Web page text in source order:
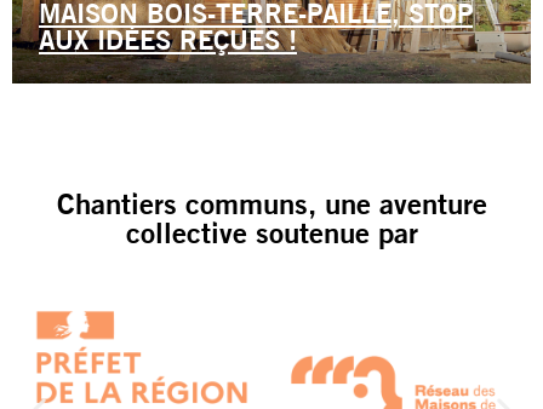
MAISON BOIS-TERRE-PAILLE, STOP
AUX IDÉES REÇUES !
Chantiers communs, une aventure
collective soutenue par